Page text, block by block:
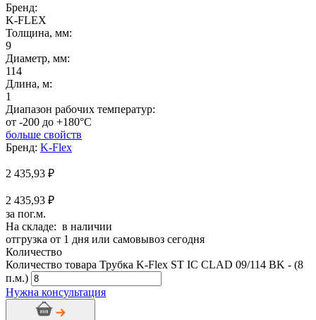
Бренд:
K-FLEX
Толщина, мм:
9
Диаметр, мм:
114
Длина, м:
1
Диапазон рабочих температур:
от -200 до +180°C
больше свойств
Бренд: K-Flex
2 435,93 ₽
2 435,93 ₽
за пог.м.
На складе: в наличии
отгрузка от 1 дня или самовывоз сегодня
Количество
Количество товара Трубка K-Flex ST IC CLAD 09/114 BK - (8
п.м.)
Нужна консультация